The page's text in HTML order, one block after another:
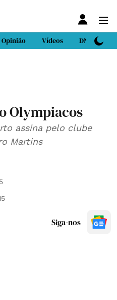
Opinião Vídeos DN Sport
Olympiacos
assina pelo clube
Martins
Siga-nos